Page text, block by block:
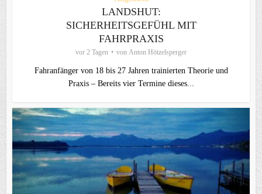
LANDSHUT:
SICHERHEITSGEFÜHL MIT
FAHRPRAXIS
vor 2 Tagen von Anton Hötzelsperger
Fahranfänger von 18 bis 27 Jahren trainierten Theorie und
Praxis – Bereits vier Termine dieses...